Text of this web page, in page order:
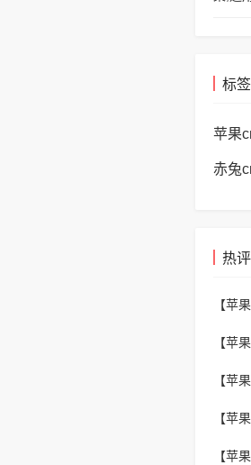
标
苹果
赤兔
热
【苹
【苹
【苹
【苹
【苹